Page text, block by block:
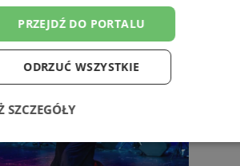
PRZEJDŹ DO PORTALU
ODRZUĆ WSZYSTKIE
SZCZEGÓŁY
Wydajność Targetowanie